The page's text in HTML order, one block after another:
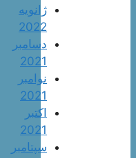
ژانویه
2022
دسامبر
2021
نوامبر
2021
اکتبر
2021
سپتامبر